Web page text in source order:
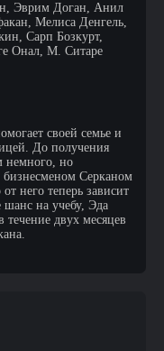
Эврим Доган, Анил
Мелиса Денгель,
Сарп Бозкурт,
Онал, М. Ситаре
своей семье и
До получения
немного, но
Серканом
него теперь зависит
шанс на учебу, Эда
двух месяцев